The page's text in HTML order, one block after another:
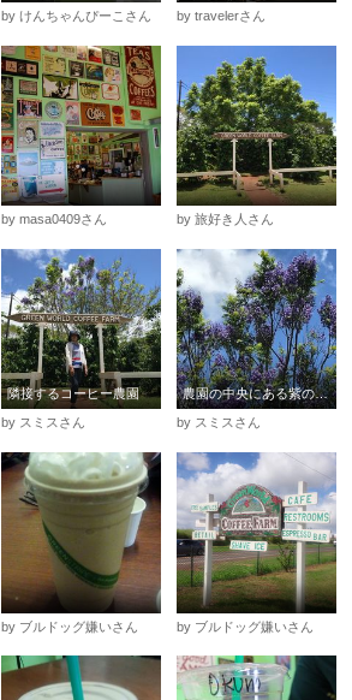
by けんちゃんぴーこさん
by travelerさん
by masa0409さん by 旅好き人さん
隣接するコーヒー農園
by スミスさん
農園の中央にある紫の木。かわいいでしょ？
by スミスさん
by ブルドッグ嫌いさん by ブルドッグ嫌いさん